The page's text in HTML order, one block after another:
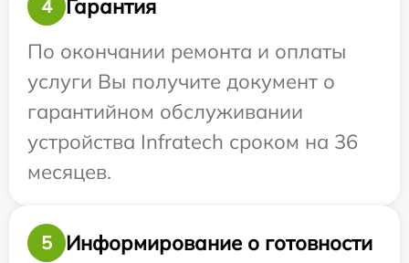
4
Гарантия
По окончании ремонта и оплаты
услуги Вы получите документ о
гарантийном обслуживании
устройства Infratech сроком на 36
месяцев.
5
Информирование о готовности